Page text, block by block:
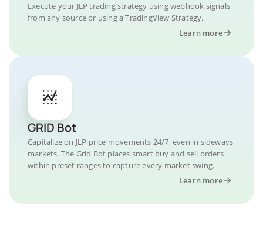
Execute your JLP trading strategy using webhook signals
from any source or using a TradingView Strategy.
Learn more
GRID Bot
Capitalize on JLP price movements 24/7, even in sideways
markets. The Grid Bot places smart buy and sell orders
within preset ranges to capture every market swing.
Learn more